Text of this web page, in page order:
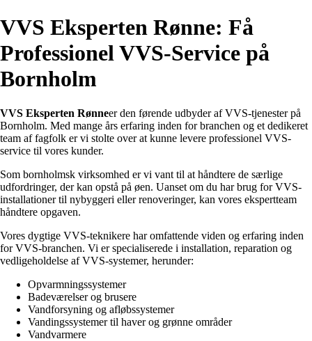
VVS Eksperten Rønne: Få
Professionel VVS-Service på
Bornholm
VVS Eksperten Rønneer den førende udbyder af VVS-tjenester på
Bornholm. Med mange års erfaring inden for branchen og et dedikeret
team af fagfolk er vi stolte over at kunne levere professionel VVS-
service til vores kunder.
Som bornholmsk virksomhed er vi vant til at håndtere de særlige
udfordringer, der kan opstå på øen. Uanset om du har brug for VVS-
installationer til nybyggeri eller renoveringer, kan vores ekspertteam
håndtere opgaven.
Vores dygtige VVS-teknikere har omfattende viden og erfaring inden
for VVS-branchen. Vi er specialiserede i installation, reparation og
vedligeholdelse af VVS-systemer, herunder:
Opvarmningssystemer
Badeværelser og brusere
Vandforsyning og afløbssystemer
Vandingssystemer til haver og grønne områder
Vandvarmere